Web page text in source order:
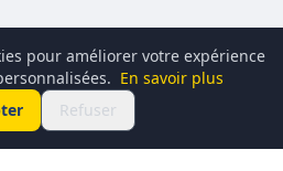
pour améliorer votre expérience
En savoir plus
Refuser